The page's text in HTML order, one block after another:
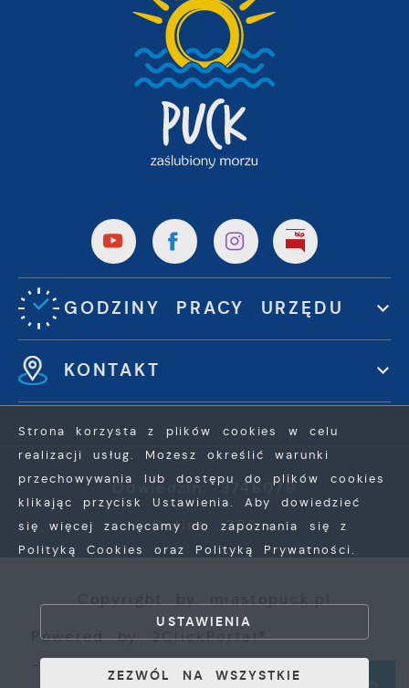
GODZINY PRACY URZĘDU
KONTAKT
Odwiedzin: 3748079
Online: 382
Powered by2ClickPortal®
- Portale nowej generacji
Strona korzysta z plików cookies w celu
realizacji usług. Możesz określić warunki
przechowywania lub dostępu do plików cookies
klikając przycisk Ustawienia. Aby dowiedzieć
się więcej zachęcamy do zapoznania się z
Polityką Cookies oraz Polityką Prywatności.
USTAWIENIA
ZEZWÓL NA WSZYSTKIE
ZEZWÓL NA WSZYSTKIE